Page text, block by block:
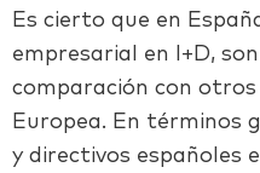
Es cierto que en
empresarial en I+D,
comparación con otros
Europea. En términos
y directivos españoles